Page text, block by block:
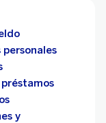
personales
y